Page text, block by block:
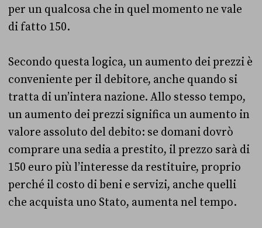
per un qualcosa che in quel momento ne vale
di fatto 150.
Secondo questa logica, un aumento dei prezzi è
conveniente per il debitore, anche quando si
tratta di un’intera nazione. Allo stesso tempo,
un aumento dei prezzi significa un aumento in
valore assoluto del debito: se domani dovrò
comprare una sedia a prestito, il prezzo sarà di
150 euro più l’interesse da restituire, proprio
perché il costo di beni e servizi, anche quelli
che acquista uno Stato, aumenta nel tempo.